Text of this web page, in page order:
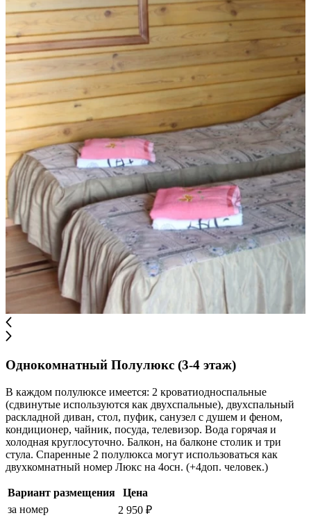
Однокомнатный Полулюкс (3-4 этаж)
В каждом полулюксе имеется: 2 кроватиодноспальные
(сдвинутые используются как двухспальные), двухспальный
раскладной диван, стол, пуфик, санузел с душем и феном,
кондиционер, чайник, посуда, телевизор. Вода горячая и
холодная круглосуточно. Балкон, на балконе столик и три
стула. Спаренные 2 полулюкса могут использоваться как
двухкомнатный номер Люкс на 4осн. (+4доп. человек.)
Вариант размещения
Цена
за номер
2 950 ₽